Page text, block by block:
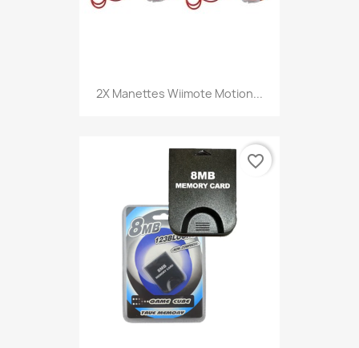
2X Manettes Wiimote Motion...
favorite_border